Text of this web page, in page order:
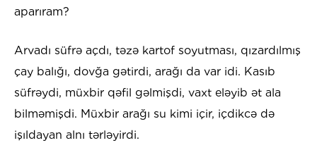
aparıram?
Arvadı süfrə açdı, təzə kartof soyutması, qızardılmış
çay balığı, dovğa gətirdi, arağı da var idi. Kasıb
süfrəydi, müxbir qəfil gəlmişdi, vaxt eləyib ət ala
bilməmişdi. Müxbir arağı su kimi içir, içdikcə də
işıldayan alnı tərləyirdi.